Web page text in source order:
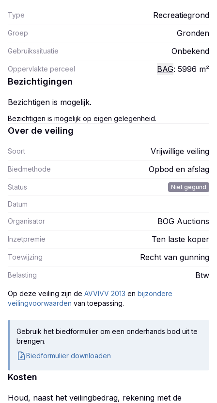
Type Recreatiegrond
Groep Gronden
Gebruikssituatie Onbekend
Oppervlakte perceel BAG: 5996 m²
Bezichtigingen
Bezichtigen is mogelijk.
Bezichtigen is mogelijk op eigen gelegenheid.
Over de veiling
Soort Vrijwillige veiling
Biedmethode Opbod en afslag
Status Niet gegund
Datum
Organisator BOG Auctions
Inzetpremie Ten laste koper
Toewijzing Recht van gunning
Belasting Btw
Op deze veiling zijn de AVVIVV 2013 en bijzondere
veilingvoorwaarden van toepassing.
Gebruik het biedformulier om een onderhands bod uit te
brengen.
Biedformulier downloaden
Kosten
Houd, naast het veilingbedrag, rekening met de